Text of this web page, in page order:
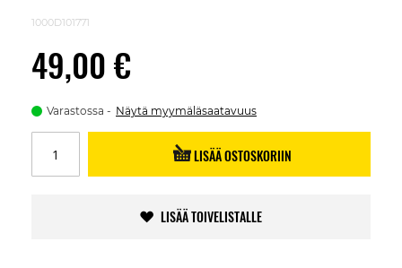
1000D101771
49,00 €
Varastossa Näytä myymäläsaatavuus
LISÄÄ OSTOSKORIIN
LISÄÄ TOIVELISTALLE
images